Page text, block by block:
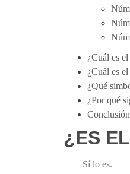
¿Cuál es
¿Cuál es
¿Qué
¿Por qué
Conclusión
¿ES
Sí lo es.